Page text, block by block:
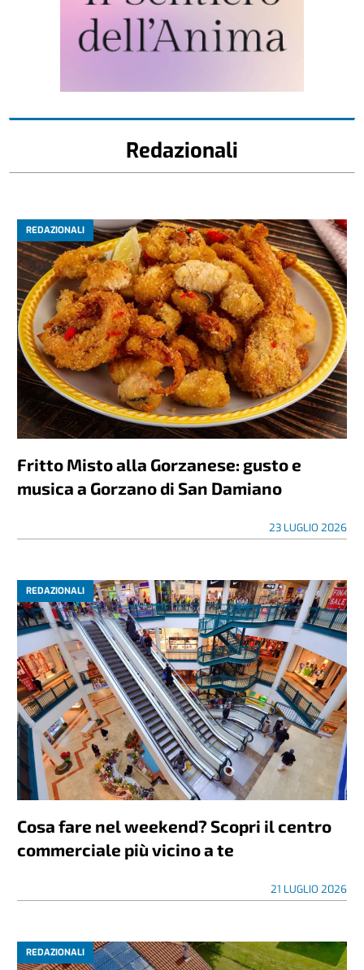
Redazionali
REDAZIONALI
Fritto Misto alla Gorzanese: gusto e
musica a Gorzano di San Damiano
23 LUGLIO 2026
REDAZIONALI
Cosa fare nel weekend? Scopri il centro
commerciale più vicino a te
21 LUGLIO 2026
REDAZIONALI